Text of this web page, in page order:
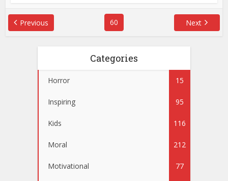
Previous 60 Next
Categories
Horror 15
Inspiring 95
Kids 116
Moral 212
Motivational 77